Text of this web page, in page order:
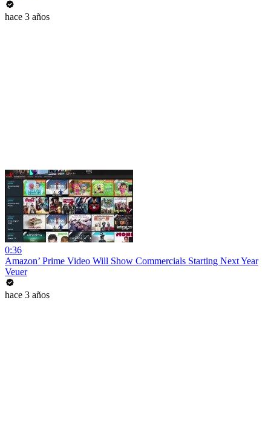
hace 3 años
0:36
Amazon’ Prime Video Will Show Commercials Starting Next Year
Veuer
hace 3 años